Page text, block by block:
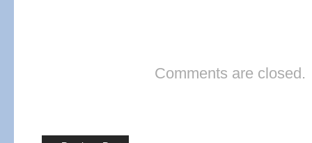
Comments are closed.